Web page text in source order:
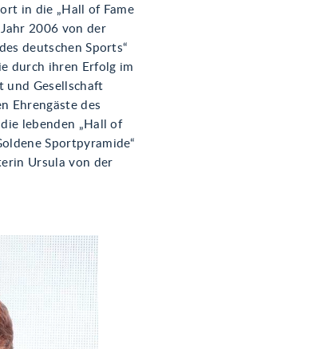
in die „Hall of Fame
2006 von der
deutschen Sports“
durch ihren Erfolg im
und Gesellschaft
Ehrengäste des
lebenden „Hall of
Sportpyramide“
Ursula von der